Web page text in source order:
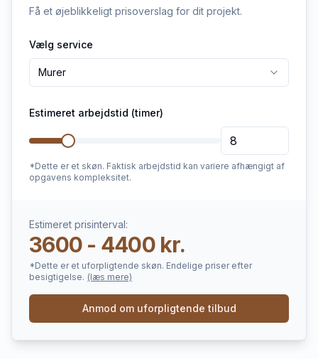
Få et øjeblikkeligt prisoverslag for dit projekt.
Vælg service
Murer
Estimeret arbejdstid (timer)
*Dette er et skøn. Faktisk arbejdstid kan variere afhængigt af
opgavens kompleksitet.
Estimeret prisinterval:
3600 - 4400 kr.
*Dette er et uforpligtende skøn. Endelige priser efter
besigtigelse. (læs mere)
Anmod om uforpligtende tilbud